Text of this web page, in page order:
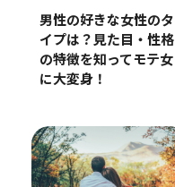
男性の好きな女性のタ
イプは？見た目・性格
の特徴を知ってモテ女
に大変身！